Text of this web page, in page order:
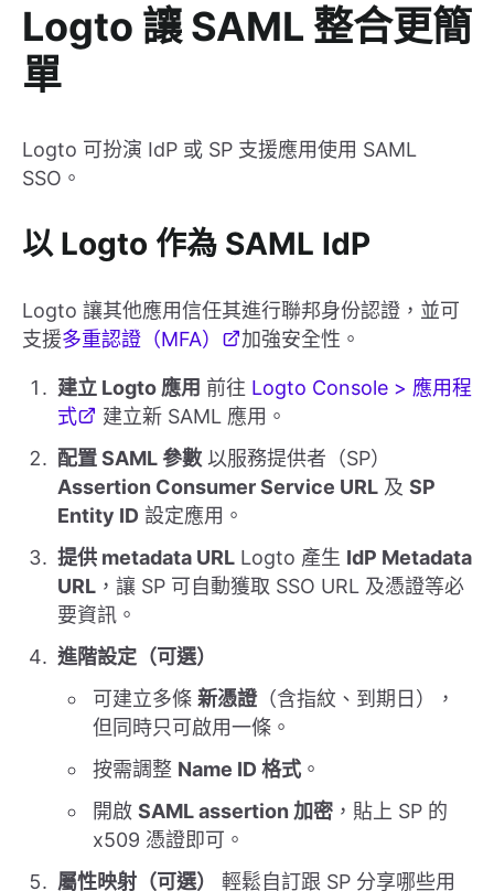
Logto 讓 SAML 整合更簡
單
Logto 可扮演 IdP 或 SP 支援應用使用 SAML
SSO。
以 Logto 作為 SAML IdP
Logto 讓其他應用信任其進行聯邦身份認證，並可
支援多重認證（MFA） 加強安全性。
建立 Logto 應用 前往 Logto Console > 應用程
式
建立新 SAML 應用。
配置 SAML 參數 以服務提供者（SP）
Assertion Consumer Service URL 及 SP
Entity ID 設定應用。
提供 metadata URL Logto 產生 IdP Metadata
URL ，讓 SP 可自動獲取 SSO URL 及憑證等必
要資訊。
進階設定（可選）
可建立多條 新憑證（含指紋、到期日），
但同時只可啟用一條。
按需調整 Name ID 格式 。
開啟 SAML assertion 加密 ，貼上 SP 的
x509 憑證即可。
屬性映射（可選）
輕鬆自訂跟 SP 分享哪些用